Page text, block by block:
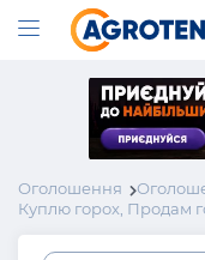
Оголошення
Куплю горох, Продам